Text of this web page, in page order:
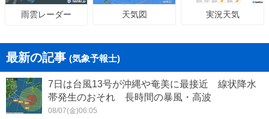
雨雲レーダー 天気図 実況天気
最新の記事 (気象予報士)
7日は台風13号が沖縄や奄美に最接近 線状降水
帯発生のおそれ 長時間の暴風・高波
08/07(金)06:05